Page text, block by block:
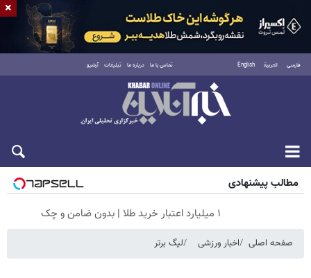
فارسی العربية English تماس با ما درباره ما تبلیغات آرشیو
شنبه ۱۷ مرداد ۱۴۰۵
مطالب پیشنهادی
۱ میلیارد اعتبار خرید طلا | بدون ضامن و چک
صفحه اصلی اخبار ورزشی لیگ برتر
×